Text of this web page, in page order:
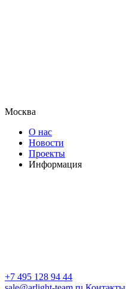
Москва
О нас
Новости
Проекты
Информация
+7 495 128 94 44